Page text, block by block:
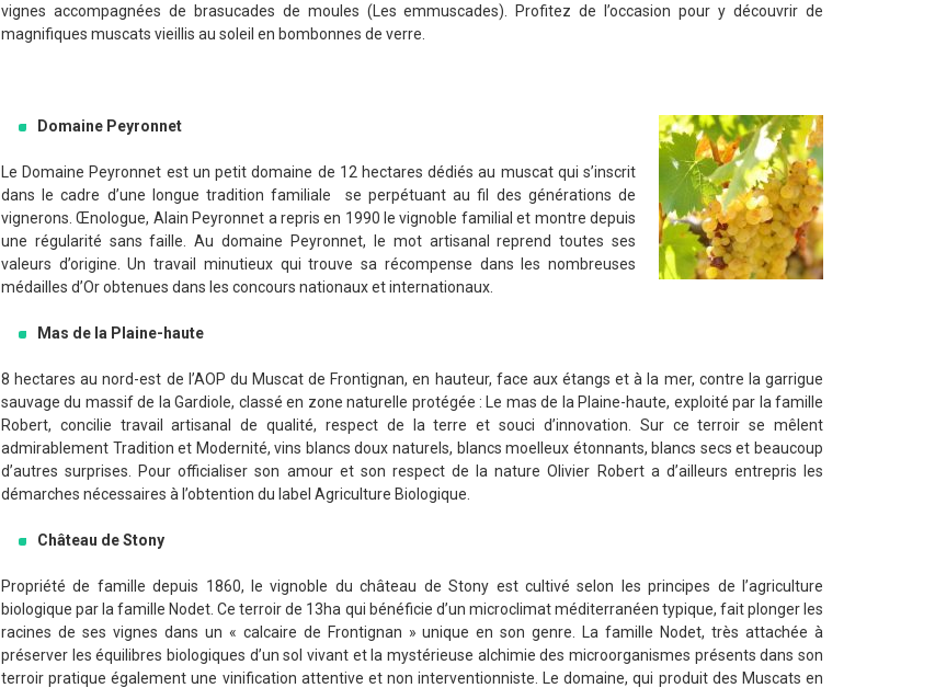
vignes accompagnées de brasucades de moules (Les emmuscades). Profitez de l’occasion pour y découvrir de
magnifiques muscats vieillis au soleil en bombonnes de verre.
Domaine Peyronnet
Le Domaine Peyronnet est un petit domaine de 12 hectares dédiés au muscat qui s’inscrit
dans le cadre d’une longue tradition familiale se perpétuant au fil des générations de
vignerons. Œnologue, Alain Peyronnet a repris en 1990 le vignoble familial et montre depuis
une régularité sans faille. Au domaine Peyronnet, le mot artisanal reprend toutes ses
valeurs d’origine. Un travail minutieux qui trouve sa récompense dans les nombreuses
médailles d’Or obtenues dans les concours nationaux et internationaux.
Mas de la Plaine-haute
8 hectares au nord-est de l’AOP du Muscat de Frontignan, en hauteur, face aux étangs et à la mer, contre la garrigue
sauvage du massif de la Gardiole, classé en zone naturelle protégée : Le mas de la Plaine-haute, exploité par la famille
Robert, concilie travail artisanal de qualité, respect de la terre et souci d’innovation. Sur ce terroir se mêlent
admirablement Tradition et Modernité, vins blancs doux naturels, blancs moelleux étonnants, blancs secs et beaucoup
d’autres surprises. Pour officialiser son amour et son respect de la nature Olivier Robert a d’ailleurs entrepris les
démarches nécessaires à l’obtention du label Agriculture Biologique.
Château de Stony
Propriété de famille depuis 1860, le vignoble du château de Stony est cultivé selon les principes de l’agriculture
biologique par la famille Nodet. Ce terroir de 13ha qui bénéficie d’un microclimat méditerranéen typique, fait plonger les
racines de ses vignes dans un « calcaire de Frontignan » unique en son genre. La famille Nodet, très attachée à
préserver les équilibres biologiques d’un sol vivant et la mystérieuse alchimie des microorganismes présents dans son
terroir pratique également une vinification attentive et non interventionniste. Le domaine, qui produit des Muscats en